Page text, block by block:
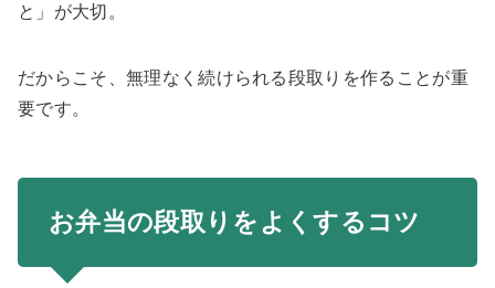
と」が大切。
だからこそ、無理なく続けられる段取りを作ることが重
要です。
お弁当の段取りをよくするコツ